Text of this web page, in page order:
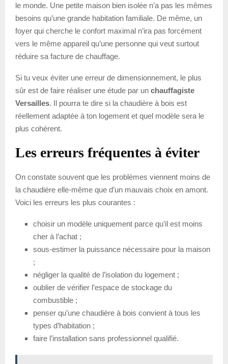
le monde. Une petite maison bien isolée n’a pas les mêmes
besoins qu’une grande habitation familiale. De même, un
foyer qui cherche le confort maximal n’ira pas forcément
vers le même appareil qu’une personne qui veut surtout
réduire sa facture de chauffage.
Si tu veux éviter une erreur de dimensionnement, le plus
sûr est de faire réaliser une étude par un chauffagiste
Versailles. Il pourra te dire si la chaudière à bois est
réellement adaptée à ton logement et quel modèle sera le
plus cohérent.
Les erreurs fréquentes à éviter
On constate souvent que les problèmes viennent moins de
la chaudière elle-même que d’un mauvais choix en amont.
Voici les erreurs les plus courantes :
choisir un modèle uniquement parce qu’il est moins
cher à l’achat ;
sous-estimer la puissance nécessaire pour la maison
;
négliger la qualité de l’isolation du logement ;
oublier de vérifier l’espace de stockage du
combustible ;
penser qu’une chaudière à bois convient à tous les
types d’habitation ;
faire l’installation sans professionnel qualifié.